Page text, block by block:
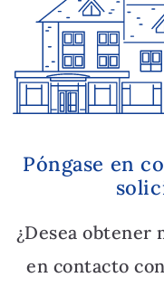
Póngase en
¿Desea obtener
en contacto